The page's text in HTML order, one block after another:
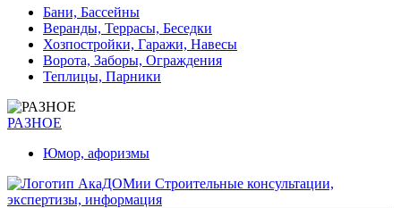
Бани, Бассейны
Веранды, Террасы, Беседки
Хозпостройки, Гаражи, Навесы
Ворота, Заборы, Ограждения
Теплицы, Парники
РАЗНОЕ
Юмор, афоризмы
Строительные консультации,
экспертизы, информация